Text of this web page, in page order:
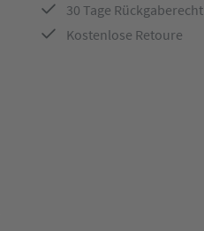
30 Tage Rückgaberecht
Kostenlose Retoure